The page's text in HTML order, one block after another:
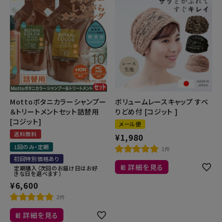
Mottoボタニカラーシャンプー
＆トリートメントセット詰替用
[コジット]
送料無料
1回のみ・定期
初回特別価格あり
定期購入（次回のお届け日はお好
きな日を選べます）
¥6,600
2件
詳細を見る
ボリュームレースキャップ すべ
りどめ付 [コジット ]
メール便
¥1,980
1件
詳細を見る